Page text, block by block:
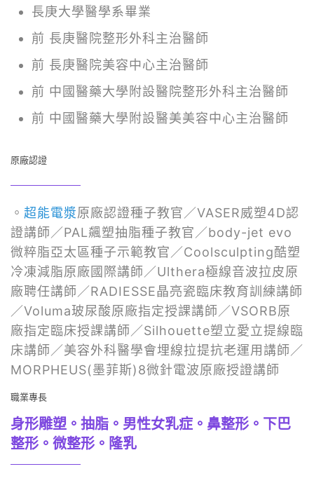
長庚大學醫學系畢業
前 長庚醫院整形外科主治醫師
前 長庚醫院美容中心主治醫師
前 中國醫藥大學附設醫院整形外科主治醫師
前 中國醫藥大學附設醫美美容中心主治醫師
原廠認證
。 超能電漿原廠認證種子教官／VASER威塑4D認
證講師／PAL飆塑抽脂種子教官／body-jet evo
微粹脂亞太區種子示範教官／Coolsculpting酷塑
冷凍減脂原廠國際講師／Ulthera極線音波拉皮原
廠聘任講師／RADIESSE晶亮瓷臨床教育訓練講師
／Voluma玻尿酸原廠指定授課講師／VSORB原
廠指定臨床授課講師／Silhouette塑立愛立提線臨
床講師／美容外科醫學會埋線拉提抗老運用講師／
MORPHEUS(墨菲斯)8微針電波原廠授證講師
職業專長
身形雕塑。抽脂。男性女乳症。鼻整形。下巴
整形。微整形。隆乳